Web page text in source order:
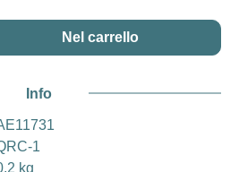
inserisci la quantità
Nel carrello
Info
1
kg